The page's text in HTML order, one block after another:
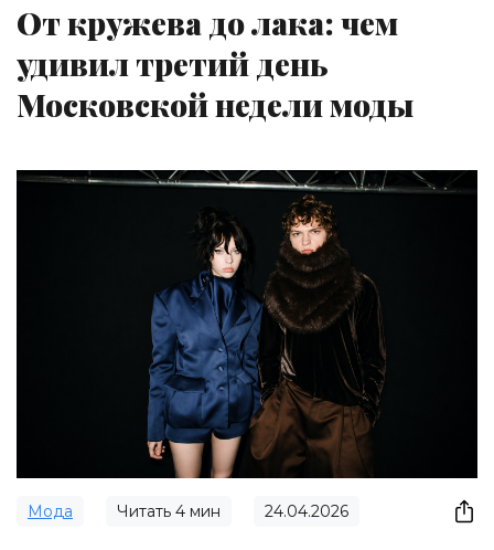
От кружева до лака: чем
удивил третий день
Московской недели моды
Мода Читать 4 мин 24.04.2026